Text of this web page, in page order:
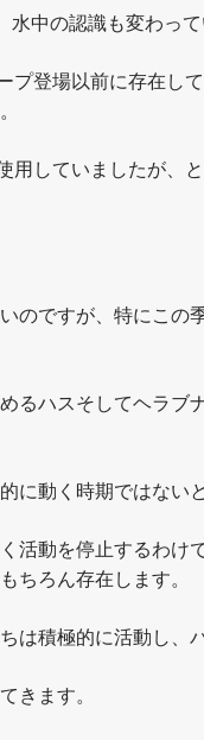
中の認識も変わって
プ登場以前に存在し
用していましたが、
のですが、特にこ
るハスそしてヘラ
に動く時期ではない
活動を停止するわ
ちろん存在します。
は積極的に活動し、
きます。